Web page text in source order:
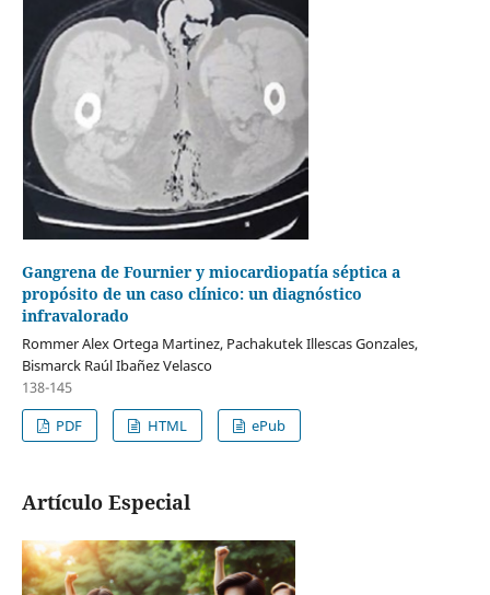
Gangrena de Fournier y miocardiopatía séptica a
propósito de un caso clínico: un diagnóstico
infravalorado
Rommer Alex Ortega Martinez, Pachakutek Illescas Gonzales,
Bismarck Raúl Ibañez Velasco
138-145
PDF
HTML ePub
Artículo Especial